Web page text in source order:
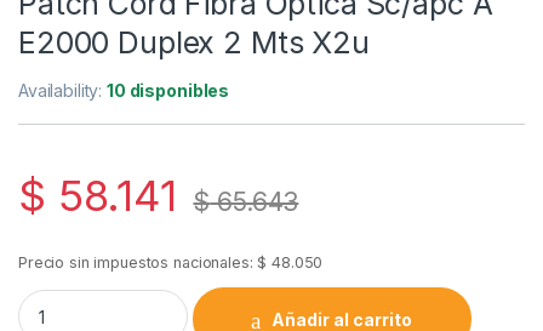
E2000 Duplex 2 Mts X2u
Availability:10 disponibles
$ 58.141 $65.643
Precio sin impuestos nacionales:$ 48.050
Patch Cord Fibra Optica Sc/apc A E2000 Duplex 2 Mts X2u
Añadir al carrito